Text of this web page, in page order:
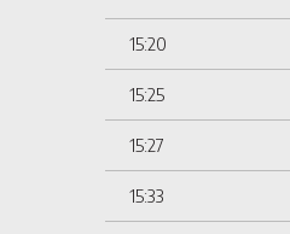
15:20
15:25
15:27
15:33